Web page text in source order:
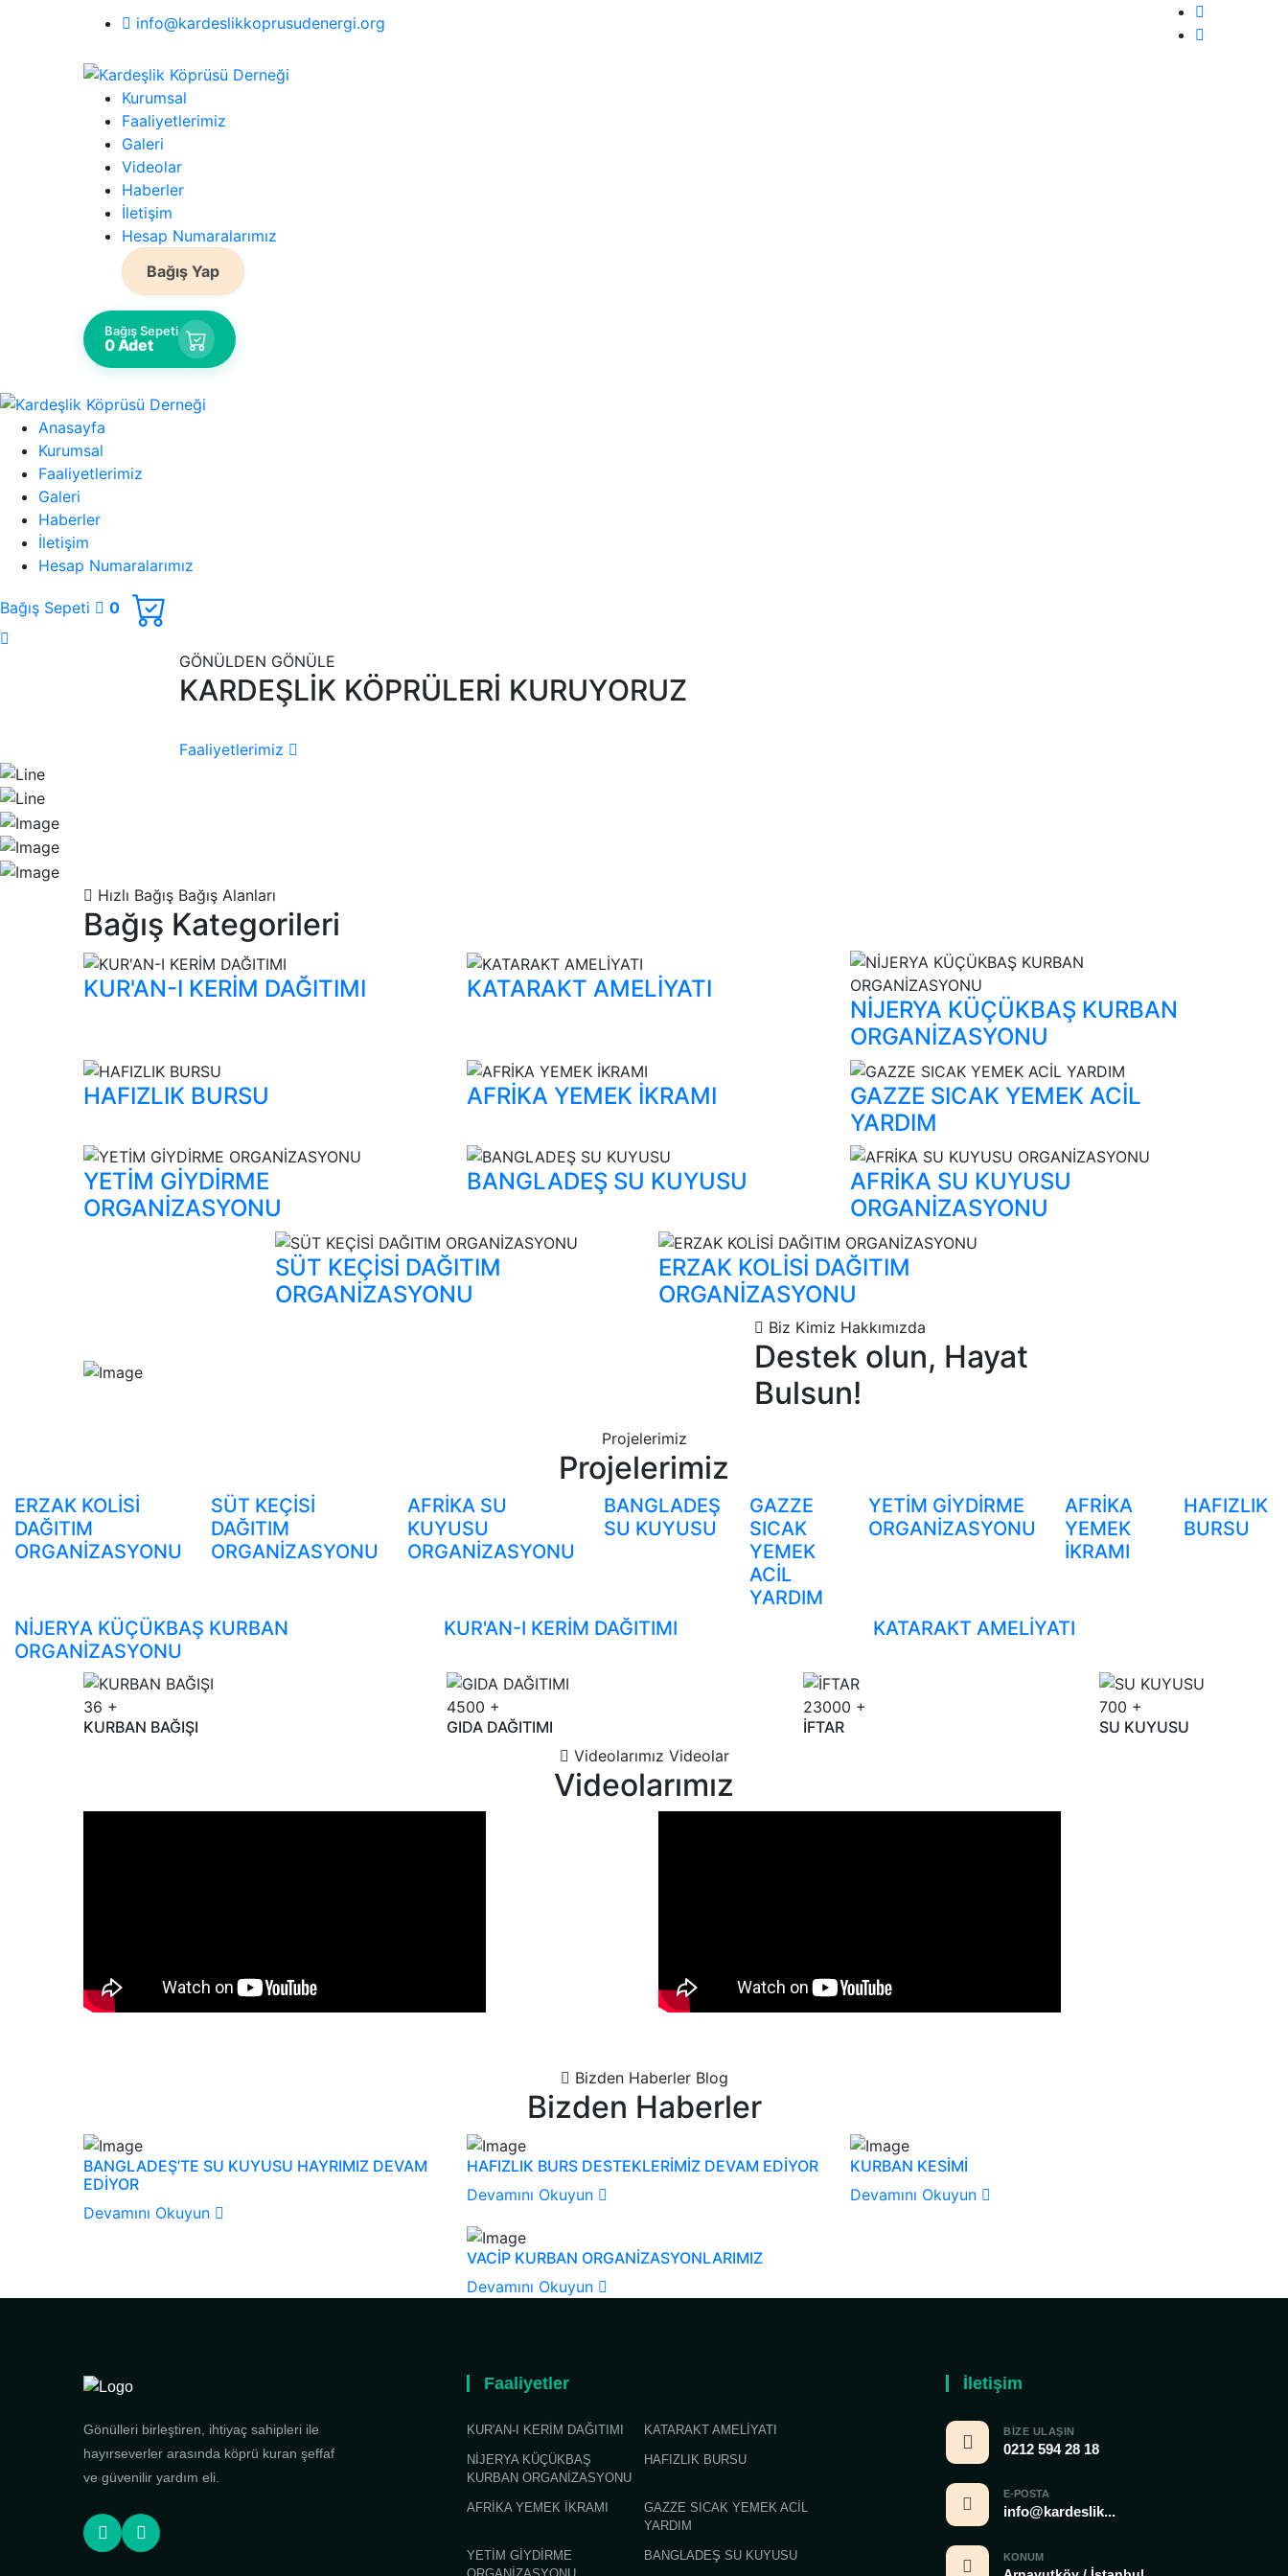
info@kardeslikkoprusudenergi.org
Kurumsal
Faaliyetlerimiz
Galeri
Videolar
Haberler
İletişim
Hesap Numaralarımız
Bağış Yap
Bağış Sepeti
0 Adet
Anasayfa
Kurumsal
Faaliyetlerimiz
Galeri
Haberler
İletişim
Hesap Numaralarımız
Bağış Sepeti 0
GÖNÜLDEN GÖNÜLE
KARDEŞLİK KÖPRÜLERİ KURUYORUZ
Faaliyetlerimiz
Hızlı Bağış Bağış Alanları
Bağış Kategorileri
KUR'AN-I KERİM DAĞITIMI KATARAKT AMELİYATI
NİJERYA KÜÇÜKBAŞ KURBAN
ORGANİZASYONU
HAFIZLIK BURSU AFRİKA YEMEK İKRAMI
GAZZE SICAK YEMEK ACİL
YARDIM
YETİM GİYDİRME
ORGANİZASYONU
BANGLADEŞ SU KUYUSU
AFRİKA SU KUYUSU
ORGANİZASYONU
SÜT KEÇİSİ DAĞITIM
ORGANİZASYONU
ERZAK KOLİSİ DAĞITIM
ORGANİZASYONU
Biz Kimiz Hakkımızda
Destek olun, Hayat
Bulsun!
Projelerimiz
Projelerimiz
ERZAK KOLİSİ
DAĞITIM
ORGANİZASYONU
SÜT KEÇİSİ
DAĞITIM
ORGANİZASYONU
AFRİKA SU
KUYUSU
ORGANİZASYONU
BANGLADEŞ
SU KUYUSU
GAZZE
SICAK
YEMEK
ACİL
YARDIM
YETİM GİYDİRME
ORGANİZASYONU
AFRİKA
YEMEK
İKRAMI
HAFIZLIK
BURSU
NİJERYA KÜÇÜKBAŞ KURBAN
ORGANİZASYONU
KUR'AN-I KERİM DAĞITIMI KATARAKT AMELİYATI
36 +
KURBAN BAĞIŞI
4500 +
GIDA DAĞITIMI
23000 +
İFTAR
700 +
SU KUYUSU
Videolarımız Videolar
Videolarımız
Bizden Haberler Blog
Bizden Haberler
BANGLADEŞ’TE SU KUYUSU HAYRIMIZ DEVAM
EDİYOR
Devamını Okuyun
HAFIZLIK BURS DESTEKLERİMİZ DEVAM EDİYOR
Devamını Okuyun
KURBAN KESİMİ
Devamını Okuyun
VACİP KURBAN ORGANİZASYONLARIMIZ
Devamını Okuyun
Gönülleri birleştiren, ihtiyaç sahipleri ile
hayırseverler arasında köprü kuran şeffaf
ve güvenilir yardım eli.
Faaliyetler
KUR'AN-I KERİM DAĞITIMI KATARAKT AMELİYATI
NİJERYA KÜÇÜKBAŞ
KURBAN ORGANİZASYONU
HAFIZLIK BURSU
AFRİKA YEMEK İKRAMI
GAZZE SICAK YEMEK ACİL
YARDIM
YETİM GİYDİRME
BANGLADEŞ SU KUYUSU
İletişim
BIZE ULAŞIN
0212 594 28 18
E-POSTA
info@kardeslik...
KONUM